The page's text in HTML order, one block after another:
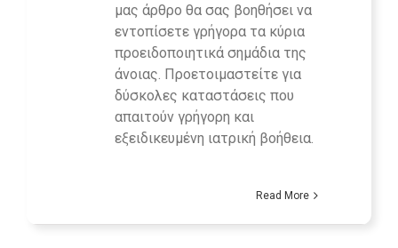
μας άρθρο θα σας βοηθήσει να
εντοπίσετε γρήγορα τα κύρια
προειδοποιητικά σημάδια της
άνοιας. Προετοιμαστείτε για
δύσκολες καταστάσεις που
απαιτούν γρήγορη και
εξειδικευμένη ιατρική βοήθεια.
Read More